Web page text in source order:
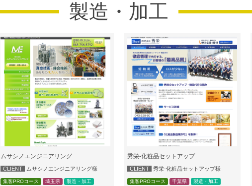
製造・加工
ムサシノエンジニアリング
CLIENT ムサシノエンジニアリング様
集客PROコース 埼玉県 製造・加工
秀栄-化粧品セットアップ
CLIENT 秀栄-化粧品セットアップ様
集客PROコース 千葉県 製造・加工